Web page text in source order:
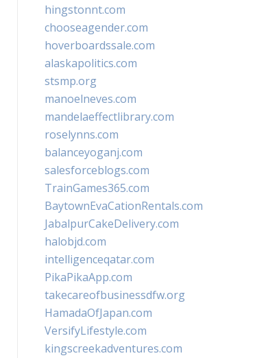
hingstonnt.com
chooseagender.com
hoverboardssale.com
alaskapolitics.com
stsmp.org
manoelneves.com
mandelaeffectlibrary.com
roselynns.com
balanceyoganj.com
salesforceblogs.com
TrainGames365.com
BaytownEvaCationRentals.com
JabalpurCakeDelivery.com
halobjd.com
intelligenceqatar.com
PikaPikaApp.com
takecareofbusinessdfw.org
HamadaOfJapan.com
VersifyLifestyle.com
kingscreekadventures.com